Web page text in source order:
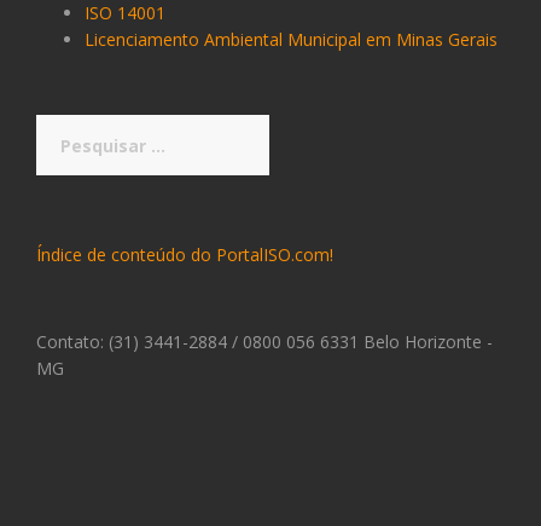
ISO 14001
Licenciamento Ambiental Municipal em Minas Gerais
por:
Índice de conteúdo do PortalISO.com!
Contato: (31) 3441-2884 / 0800 056 6331 Belo Horizonte -
MG